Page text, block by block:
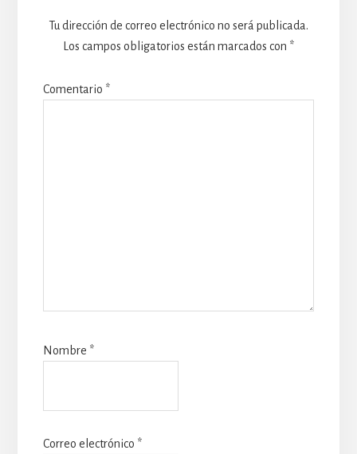
Tu dirección de correo electrónico no será publicada.
Los campos obligatorios están marcados con *
Comentario *
Nombre *
Correo electrónico *